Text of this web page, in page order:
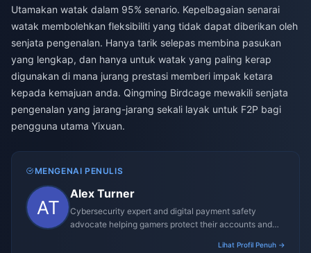
Utamakan watak dalam 95% senario. Kepelbagaian senarai
watak membolehkan fleksibiliti yang tidak dapat diberikan oleh
senjata pengenalan. Hanya tarik selepas membina pasukan
yang lengkap, dan hanya untuk watak yang paling kerap
digunakan di mana jurang prestasi memberi impak ketara
kepada kemajuan anda. Qingming Birdcage mewakili senjata
pengenalan yang jarang-jarang sekali layak untuk F2P bagi
pengguna utama Yixuan.
MENGENAI PENULIS
Alex Turner
Cybersecurity expert and digital payment safety
advocate helping gamers protect their accounts and
Lihat Profil Penuh →